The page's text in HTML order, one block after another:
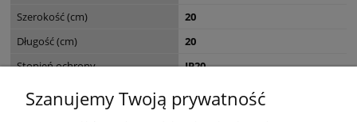
Szerokość (cm)
20
Długość (cm)
20
Stopień ochrony
IP20
Seria
Szanujemy Twoją prywatność